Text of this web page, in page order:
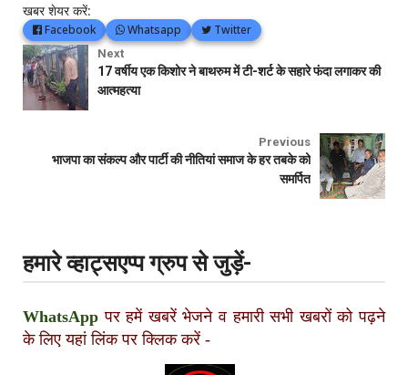
खबर शेयर करें:
Facebook Whatsapp Twitter
Next
17 वर्षीय एक किशोर ने बाथरुम में टी-शर्ट के सहारे फंदा लगाकर की
आत्महत्या
Previous
भाजपा का संकल्प और पार्टी की नीतियां समाज के हर तबके को
समर्पित
हमारे व्हाट्सएप्प ग्रुप से जुड़ें-
WhatsApp पर हमें खबरें भेजने व हमारी सभी खबरों को पढ़ने
के लिए यहां लिंक पर क्लिक करें -